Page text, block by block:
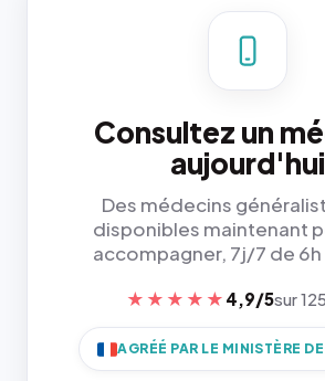
Consultez un
aujourd'hui
Des médecins
disponibles maintenant
accompagner, 7j/7 de 6h
★★★★★ 4,9/5sur
AGRÉÉ PAR LE MINISTÈRE